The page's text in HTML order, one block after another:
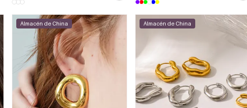
Almacén de China Almacén de China